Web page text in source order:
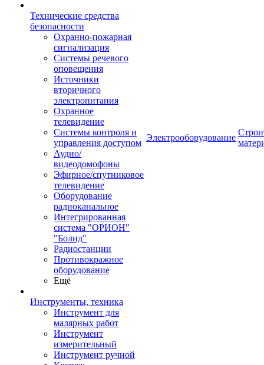
Технические средства
безопасности
Охранно-пожарная
сигнализация
Системы речевого
оповещения
Источники
вторичного
электропитания
Охранное
телевидение
Системы контроля и
управления доступом
Аудио/
видеодомофоны
Эфирное/спутниковое
телевидение
Оборудование
радиоканальное
Интегрированная
система "ОРИОН"
"Болид"
Радиостанции
Противокражное
оборудование
Ещё
Инструменты, техника
Инструмент для
малярных работ
Инструмент
измерительный
Инструмент ручной
Электрооборудование